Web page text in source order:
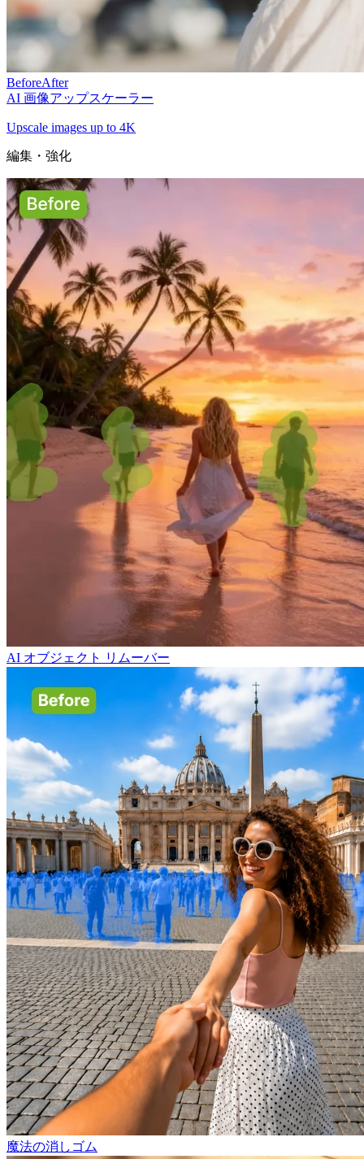
BeforeAfter
AI 画像アップスケーラー
Upscale images up to 4K
編集・強化
AI オブジェクト リムーバー
魔法の消しゴム